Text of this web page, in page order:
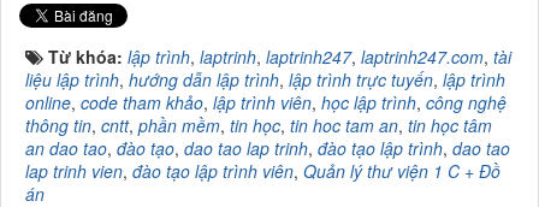
Từ khóa: lập trình, laptrinh, laptrinh247, laptrinh247.com, tài
liệu lập trình, hướng dẫn lập trình, lập trình trực tuyến, lập trình
online, code tham khảo, lập trình viên, học lập trình, công nghệ
thông tin, cntt, phần mềm, tin học, tin hoc tam an, tin học tâm
an dao tao, đào tạo, dao tao lap trinh, đào tạo lập trình, dao tao
lap trinh vien, đào tạo lập trình viên, Quản lý thư viện 1 C + Đồ
án